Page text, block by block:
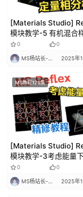
测
试
干
货
顶
刊
解
读
学
术
招
聘
[Materials Studio]
模块教学-5 有机混合
量相分析教程 | 理论
算科技
0 0
MS杨站长-华算科技 2025年
MS教程120集
[Materials Studio]
模块教学-3考虑能量
Rietveld精修教程 |
算 华算科技
0 0
MS杨站长-华算科技 2025年